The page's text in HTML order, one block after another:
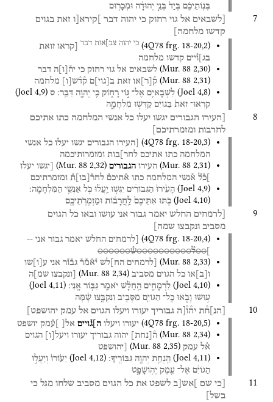
בְּנֽוֹתֵיכֶ֗ם בְּיַד֙ בְּנֵ֣י יְהוּדָ֔ה וּמְכָר֥וּם
7 [לשבאים אל גוי רחוק כי יהוה דבר ]קירא[ו זאת בגוים
קדשו מלחמה]
(4Q78 frg. 18-20,2) כי יהוה צב]אות דבר [קראו זואת
בג]ו֯יים קדשו מלחמה
(Mur. 88 2,30) לשבאים אל גוי רחוק כי יה֯ ו ה דבר
(Mur. 88 2,31) ק֯ ר או זאת ב גוי ם ק֯ד֯ש ו מלחמה
(Joel 4,8) לִשְׁבָאיִ֖ם אֶל־ גּ֣וֹי רָח֑וֹק כִּ֥י יְהוָ֖ה דִּבֵּֽר׃ ס (Joel 4,9)
קִרְאוּ־ זֹאת֙ בַּגּוֹיִ֔ם קַדְּשׁ֖וּ מִלְחָמָ֑ה
8 [העירו הגבורים יגשו יעלו כל אנשי המלחמה כתו אתיכם
לחרבות ומזמרתיכם]
(4Q78 frg. 18-20,3) [העירו הגבורים יגשו יעלו כל אנשי
המלחמה כתו אתיכם לחר]בות ומזמרותיכמה
(Mur. 88 2,31) העירו הגבורים (Mur. 88 2,32) [יגשו יעלו
]כ֯ל֯ א֯נשי המלחמה כתו א֯תיכם֯ לחר֯ בו ת֯ ומזמרתיכם
(Joel 4,9) הָעִ֙ירוּ֙ הַגִּבּוֹרִ֔ים יִגְּשׁ֣וּ יַֽעֲל֔וּ כֹּ֖ל אַנְשֵׁ֥י הַמִּלְחָמָֽה׃
(Joel 4,10) כֹּ֤תּוּ אִתֵּיכֶם֙ לַֽחֲרָב֔וֹת וּמַזְמְרֹֽתֵיכֶ֖ם
9 [לרמחים החלש יאמר גבור אני עושו ובאו כל הגוים
מסביב ונקבצו שמה]
(4Q78 frg. 18-20,4) [לרמחים החלש יאמר גבור אני --
○○ל֯○○○○○○○○○○ש֯○○○○○○
(Mur. 88 2,33) [לרמחים הח]לש י֯א֯מ֯ר֯ גב֯ו֯ר אני ע ו שו
ו ב או כל הגוים מסביב (Mur. 88 2,34) [ונקבצו שמ]ה
(Joel 4,10) לִרְמָחִ֑ים הַֽחַלָּ֔שׁ יֹאמַ֖ר גִּבּ֥וֹר אָֽנִי׃ (Joel 4,11)
ע֣וּשׁוּ וָבֹ֧אוּ כָֽל־ הַגּוֹיִ֛ם מִסָּבִ֖יב וְנִקְבָּ֑צוּ שָׁ֕מָּה
10 הנ ח֯ת יה֯ו֯[ה גבוריך יעורו ויעלו הגוים אל עמק יהושפט]
(4Q78 frg. 18-20,5) יעורו ויעלו ה]ג֯ויים אל[ ]ע֯מק יושפט
(Mur. 88 2,34) ה֯ נחת יהוה גבוריך יעורו ויעל ו
הגוים
א֯ל עמק (Mur. 88 2,35) [יהושפט
(Joel 4,11) הַֽנְחַ֥ת יְהוָ֖ה גִּבּוֹרֶֽיךָ׃ (Joel 4,12) יֵע֙וֹרוּ֙ וְיַעֲל֣וּ
הַגּוֹיִ֔ם אֶל־ עֵ֖מֶק יְהֽוֹשָׁפָ֑ט
11 [כי שם ]אש[ב לשפט את כל הגוים מסביב שלחו מגל כי
בשל]